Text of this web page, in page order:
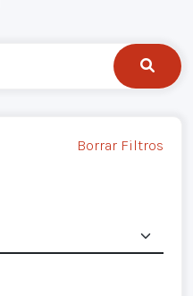
Borrar Filtros